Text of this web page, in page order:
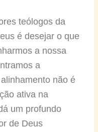
teólogos da
é desejar o que
a nossa
a
não é
ativa na
um profundo
de Deus